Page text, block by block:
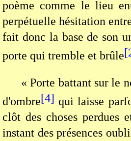
poème comme le lieu
perpétuelle hésitation
fait donc la base de son
porte qui tremble et brûle
« Porte battant sur le
d'ombre[4] qui laisse
clôt des choses perdues
instant des présences